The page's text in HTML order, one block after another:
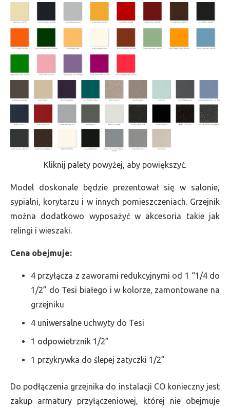
Kliknij palety powyżej, aby powiększyć.
Model doskonale będzie prezentował się w salonie,
sypialni, korytarzu i w innych pomieszczeniach. Grzejnik
można dodatkowo wyposażyć w akcesoria takie jak
relingi i wieszaki.
Cena obejmuje:
4 przyłącza z zaworami redukcyjnymi od 1 “1/4 do
1/2” do Tesi białego i w kolorze, zamontowane na
grzejniku
4 uniwersalne uchwyty do Tesi
1 odpowietrznik 1/2”
1 przykrywka do ślepej zatyczki 1/2”
Do podłączenia grzejnika do instalacji CO konieczny jest
zakup armatury przyłączeniowej, której nie obejmuje